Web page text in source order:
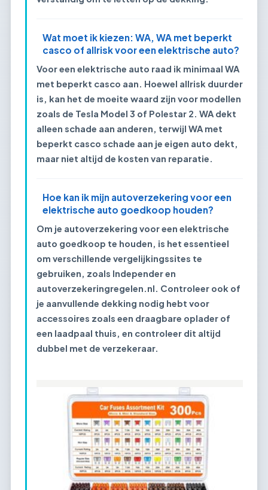
Wat moet ik kiezen: WA, WA met beperkt
casco of allrisk voor een elektrische auto?
Voor een elektrische auto raad ik minimaal WA
met beperkt casco aan. Hoewel allrisk duurder
is, kan het de moeite waard zijn voor modellen
zoals de Tesla Model 3 of Polestar 2. WA dekt
alleen schade aan anderen, terwijl WA met
beperkt casco schade aan je eigen auto dekt,
maar niet altijd de kosten van reparatie.
Hoe kan ik mijn autoverzekering voor een
elektrische auto goedkoop houden?
Om je autoverzekering voor een elektrische
auto goedkoop te houden, is het essentieel
om verschillende vergelijkingssites te
gebruiken, zoals Independer en
autoverzekeringregelen.nl. Controleer ook of
je aanvullende dekking nodig hebt voor
accessoires zoals een draagbare oplader of
een laadpaal thuis, en controleer dit altijd
dubbel met de verzekeraar.